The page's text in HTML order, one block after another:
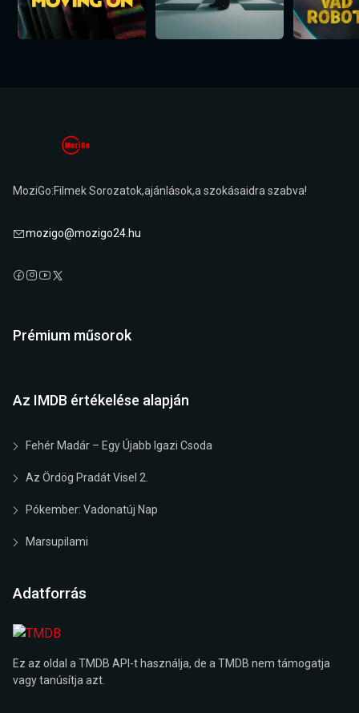
MoziGo:Filmek Sorozatok,ajánlások,a szokásaidra szabva!
mozigo@mozigo24.hu
Prémium műsorok
Az IMDB értékelése alapján
Fehér Madár – Egy Újabb Igazi Csoda
Az Ördög Pradát Visel 2.
Pókember: Vadonatúj Nap
Marsupilami
Adatforrás
Ez az oldal a TMDB API-t használja, de a TMDB nem támogatja
vagy tanúsítja azt.